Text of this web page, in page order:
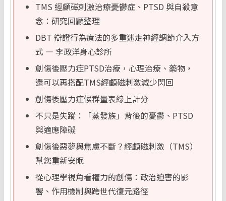
TMS 經顱磁刺激治療憂鬱症、PTSD 與自殺意
念：研究回顧整理
DBT 辯證行為療法的多重迷走神經調節介入方
式 — 李政洋身心診所
創傷後壓力症PTSD治療，心理治療、藥物，
還可以再搭配TMS經顱磁刺激減少閃回
創傷後壓力症候群量表線上計分
不只是失蹤：「蒸發族」背後的憂鬱、PTSD
與適應障礙
創傷後惡夢與焦慮不斷？經顱磁刺激（TMS）
幫您重新安眠
從心理學視角看權力的創傷：政治迫害的影
響、作用機制與跨世代復元路徑